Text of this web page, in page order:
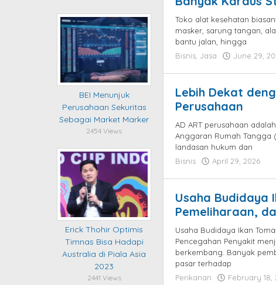
BEI Menunjuk
Perusahaan Sekuritas
Sebagai Market Marker
2454 Views
Erick Thohir Optimis
Timnas Bisa Hadapi
Australia di Piala Asia
2023
2441 Views
Toko alat kesehatan
masker, sarung tangan,
bantu jalan, hingga
Bisnis ,Jasa June 29,
Lebih Dekat
Perusahaan
AD ART perusahaan
Anggaran Rumah Tangga
landasan hukum dan
Bisnis
April 29, 2026
Usaha Budidaya
Pemeliharaan,
Usaha Budidaya Ikan
Pencegahan Penyakit
berkembang. Banyak
pasar terhadap
Perikanan
February 18,